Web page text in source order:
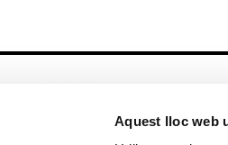
Aquest lloc web